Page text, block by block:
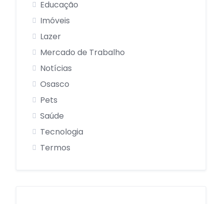
Educação
Imóveis
Lazer
Mercado de Trabalho
Notícias
Osasco
Pets
Saúde
Tecnologia
Termos